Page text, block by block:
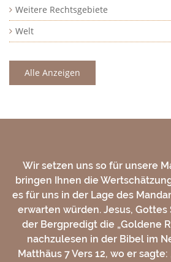
Weitere Rechtsgebiete
Welt
Alle Anzeigen
Wir setzen uns so für unsere
bringen Ihnen die
es für uns in der Lage des
erwarten würden. Jesus, Gottes
der Bergpredigt die „Goldene
nachzulesen in der Bibel im
Matthäus 7 Vers 12, wo er